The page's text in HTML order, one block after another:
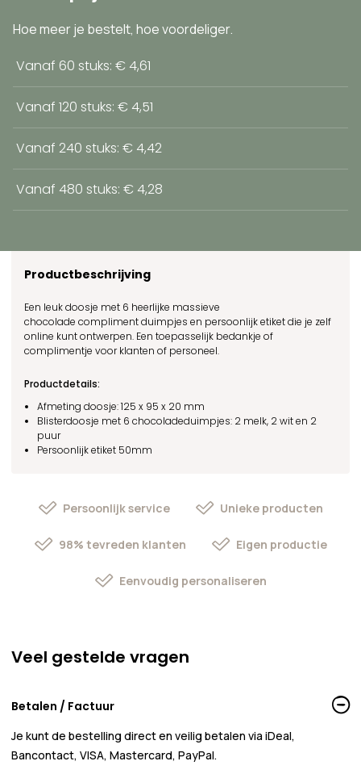
Hoe meer je bestelt, hoe voordeliger.
Vanaf 60 stuks: € 4,61
Vanaf 120 stuks: € 4,51
Vanaf 240 stuks: € 4,42
Vanaf 480 stuks: € 4,28
Productbeschrijving
Een leuk doosje met 6 heerlijke massieve
chocolade compliment duimpjes en persoonlijk etiket die je zelf
online kunt ontwerpen. Een toepasselijk bedankje of
complimentje voor klanten of personeel.
Productdetails:
Afmeting doosje:125 x 95 x 20 mm
Blisterdoosje met 6 chocoladeduimpjes: 2 melk, 2 wit en 2
puur
Persoonlijk etiket 50mm
Persoonlijk service Unieke producten
98% tevreden klanten Eigen productie
Eenvoudig personaliseren
Veel gestelde vragen
Betalen / Factuur
Je kunt de bestelling direct en veilig betalen via iDeal,
Bancontact, VISA, Mastercard, PayPal.